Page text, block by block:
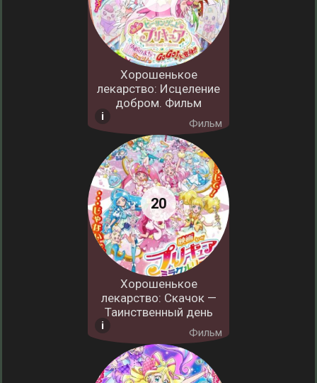
Хорошенькое
лекарство: Исцеление
добром. Фильм
Фильм
Хорошенькое
лекарство: Скачок —
Таинственный день
Фильм